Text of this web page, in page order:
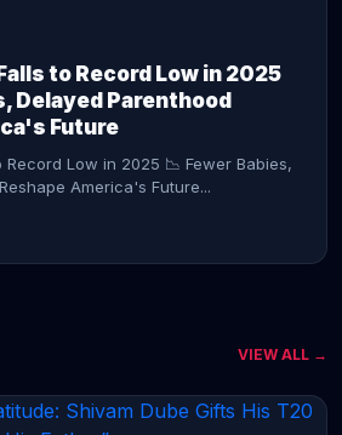
to Record Low in 2025
Delayed Parenthood
Future
Record Low in 2025 📉 Fewer Babies,
America's Future...
VIEW ALL →